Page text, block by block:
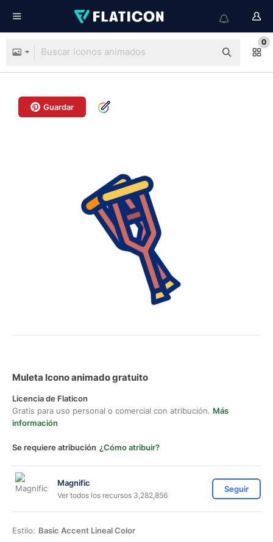
0
Guardar
Muleta Icono animado gratuito
Licencia de Flaticon
Gratis para uso personal o comercial con atribución. Más
información
Se requiere atribución ¿Cómo atribuir?
Magnific
Ver todos los recursos 3,282,856
Seguir
Estilo: Basic Accent Lineal Color